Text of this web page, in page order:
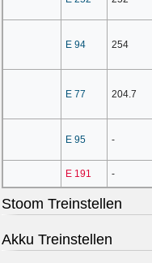
E 94 254
E 77 204.7
E 95 -
E 191 -
Stoom Treinstellen
Akku Treinstellen